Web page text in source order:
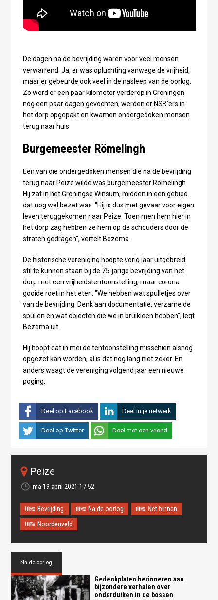
De dagen na de bevrijding waren voor veel mensen
verwarrend. Ja, er was opluchting vanwege de vrijheid,
maar er gebeurde ook veel in de nasleep van de oorlog.
Zo werd er een paar kilometer verderop in Groningen
nog een paar dagen gevochten, werden er NSB'ers in
het dorp opgepakt en kwamen ondergedoken mensen
terug naar huis.
Burgemeester Römelingh
Een van die ondergedoken mensen die na de bevrijding
terug naar Peize wilde was burgemeester Römelingh.
Hij zat in het Groningse Winsum, midden in een gebied
dat nog wel bezet was. "Hij is dus met gevaar voor eigen
leven teruggekomen naar Peize. Toen men hem hier in
het dorp zag hebben ze hem op de schouders door de
straten gedragen", vertelt Bezema.
De historische vereniging hoopte vorig jaar uitgebreid
stil te kunnen staan bij de 75-jarige bevrijding van het
dorp met een vrijheidstentoonstelling, maar corona
gooide roet in het eten. "We hebben wat spulletjes over
van de bevrijding. Denk aan documentatie, verzamelde
spullen en wat objecten die we in bruikleen hebben", legt
Bezema uit.
Hij hoopt dat in mei de tentoonstelling misschien alsnog
opgezet kan worden, al is dat nog lang niet zeker. En
anders waagt de vereniging volgend jaar een nieuwe
poging.
Deel op Facebook Deel in je netwerk
Deel op Twitter Deel met een vriend
Peize
ma 19 april 2021 17:52
Bevrijding Na de oorlog
Net binnen
Noordenveld
Na de oorlog
Gedenkplaten herinneren aan
bijzondere verhalen over
onderduiken in de bossen